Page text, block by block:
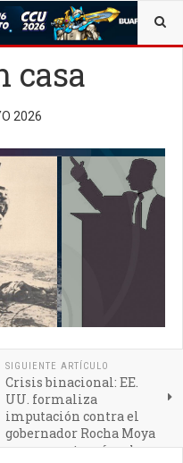
RÉPLICA
casa
2026
SIGUIENTE ARTÍCULO
Crisis binacional: EE.
UU. formaliza
imputación contra el
gobernador Rocha Moya
por presuntos vínculos